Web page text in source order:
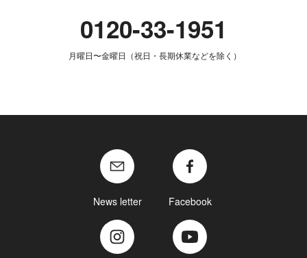
0120-33-1951
月曜日〜金曜日（祝日・長期休業などを除く）
News letter Facebook